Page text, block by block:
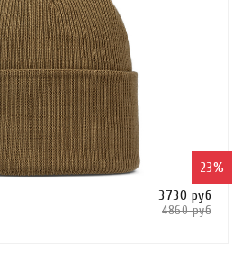
3730 руб
4860 руб
23%